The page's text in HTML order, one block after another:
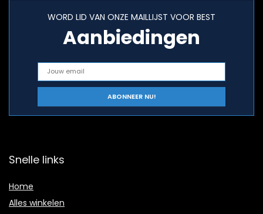
WORD LID VAN ONZE MAILLIJST VOOR BEST
Aanbiedingen
Snelle links
Home
Alles winkelen